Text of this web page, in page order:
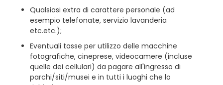
Qualsiasi extra di carattere personale (ad
esempio telefonate, servizio lavanderia
etc.etc.);
Eventuali tasse per utilizzo delle macchine
fotografiche, cineprese, videocamere (incluse
quelle dei cellulari) da pagare all'ingresso di
parchi/siti/musei e in tutti i luoghi che lo